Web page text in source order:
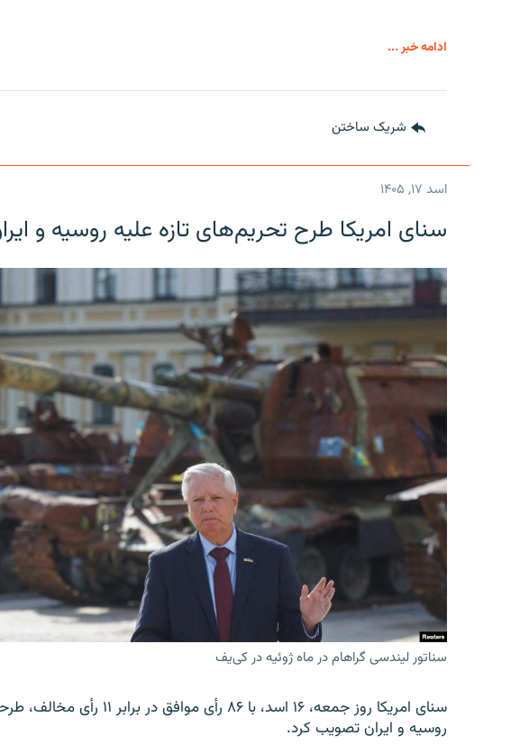
ادامه خبر ...
شریک ساختن
اسد ۱۷, ۱۴۰۵
سنای امریکا طرح تحریم‌های تازه علیه روسیه و
سناتور لیندسی گراهام در ماه ژوئیه در کی‌یف
سنای امریکا روز جمعه، ۱۶ اسد،
روسیه و ایران تصویب کرد.